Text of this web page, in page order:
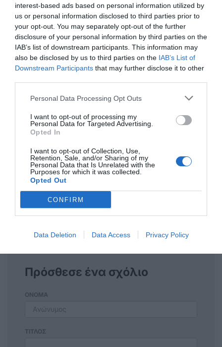
interest-based ads based on personal information utilized by
us or personal information disclosed to third parties prior to
your opt-out. You may separately opt-out of the further
disclosure of your personal information by third parties on the
IAB’s list of downstream participants. This information may
also be disclosed by us to third parties on the IAB’s List of
Downstream Participants that may further disclose it to other
Personal Data Processing Opt Outs
I want to opt-out of processing my
Personal Data for Targeted Advertising.
Opted In
I want to opt-out of Collection, Use,
Retention, Sale, and/or Sharing of my
Personal Data that Is Unrelated with the
Purposes for which it was collected.
Opted Out
CONFIRM
Data Deletion Data Access Privacy Policy
Η ανωνυμία είναι το καλύτερο κρησφύγετο δειλίας και
χυδαιότητας!
Σχόλια 1
Ποδοσφαιριστής
27/06 - 07:57
Ποδοσφαιριστής
Υπάρχει κάποιο συμβόλαιο που τα λέει όλα
αυτά !!! για χαλαρώστε λίγο στο
ερασιτεχνικό ποδόσφαιρο είστε, ο
ποδοσφαιριστής έχει οποιαδήποτε δικαίωμα
τουλάχιστον να επιλέξει που θα πάει ώστε
να έχει της βενζίνες του. Το Ηθικό είναι
άλλο κομμάτι που βεβαίως αφορά τον ίδιο!!
Πρόσθεσε ένα σχόλιο
ΟΝΟΜΑ
ΤΙΤΛΟΣ